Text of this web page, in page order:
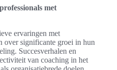
met
ervaringen met
over significante groei in hun
Succesverhalen en
van coaching in het